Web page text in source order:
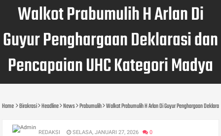
Walkot Prabumulih H Arlan Di
Guyur Penghargaan Deklarasi dan
Pencapaian UHC Kategori Madya
Home Birokrasi Headline News Prabumulih Walkot Prabumulih H Arlan Di Guyur Penghargaan
REDAKSI SELASA, JANUARI 27, 2026 0